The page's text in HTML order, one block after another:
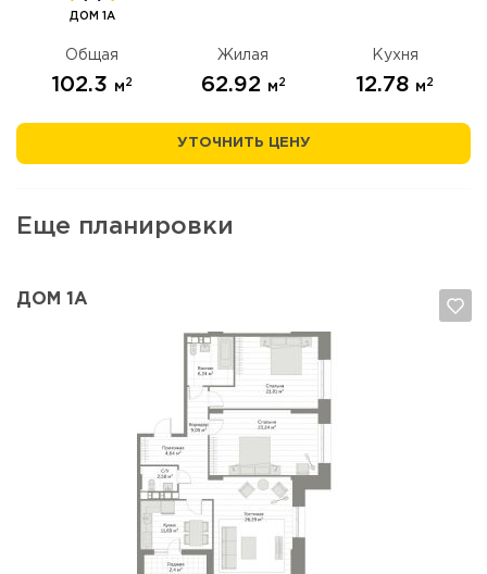
ДОМ 1А
Общая
102.3 м 2
Жилая
62.92 м 2
Кухня
12.78 м 2
УТОЧНИТЬ ЦЕНУ
Еще планировки
ДОМ 1А